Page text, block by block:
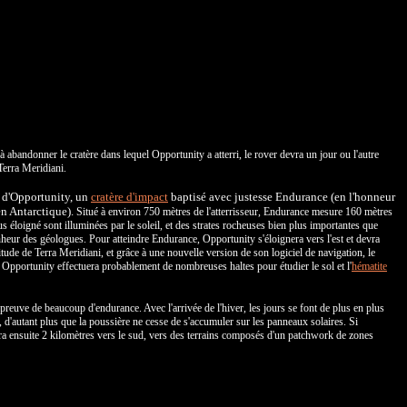
le cratère dans lequel Opportunity a atterri, le rover devra un jour ou l'autre
Meridiani.
un cratère d'impact baptisé avec justesse Endurance (en l'honneur
Antarctique). Situé à environ 750 mètres de l'atterrisseur, Endurance mesure 160 mètres
éloigné sont illuminées par le soleil, et des strates rocheuses bien plus importantes que
des géologues. Pour atteindre Endurance, Opportunity s'éloignera vers l'est et devra
de Terra Meridiani, et grâce à une nouvelle version de son logiciel de navigation, le
effectuera probablement de nombreuses haltes pour étudier le sol et l'hématite
de beaucoup d'endurance. Avec l'arrivée de l'hiver, les jours se font de plus en plus
plus que la poussière ne cesse de s'accumuler sur les panneaux solaires. Si
2 kilomètres vers le sud, vers des terrains composés d'un patchwork de zones